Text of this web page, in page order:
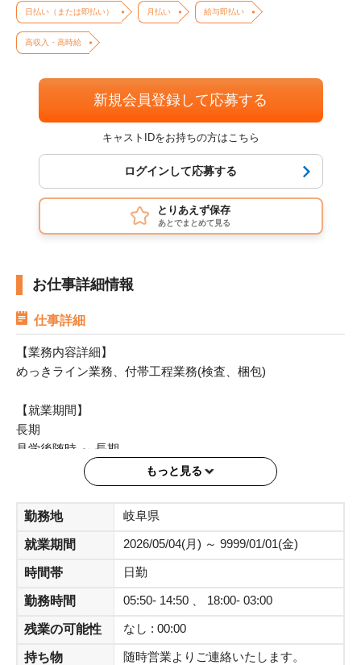
日払い（または即払い） 月払い 給与即払い
高収入・高時給
新規会員登録して応募する
キャストIDをお持ちの方はこちら
ログインして応募する
とりあえず保存
あとでまとめて見る
お仕事詳細情報
仕事詳細
【業務内容詳細】
めっきライン業務、付帯工程業務(検査、梱包)
【就業期間】
長期
見学後随時 ～ 長期
【就業場所】
岐阜県瑞穂市十七条花田町７８０－１
【アクセス】
最寄り駅： 十九条駅 から 徒歩 で 19分
マイカー通勤： 可
バイク通勤： 可
もっと見る
勤務地 岐阜県
就業期間 2026/05/04(月) ～ 9999/01/01(金)
時間帯 日勤
勤務時間 05:50- 14:50 、 18:00- 03:00
残業の可能性 なし : 00:00
持ち物 随時営業よりご連絡いたします。